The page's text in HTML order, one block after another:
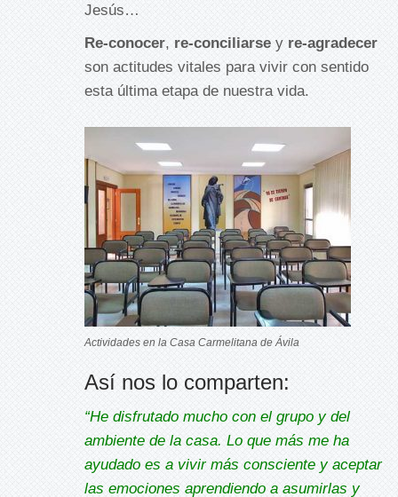
Jesús…
Re-conocer, re-conciliarse y re-agradecer
son actitudes vitales para vivir con sentido
esta última etapa de nuestra vida.
Actividades en la Casa Carmelitana de Ávila
Así nos lo comparten:
“He disfrutado mucho con el grupo y del
ambiente de la casa. Lo que más me ha
ayudado es a vivir más consciente y aceptar
las emociones aprendiendo a asumirlas y